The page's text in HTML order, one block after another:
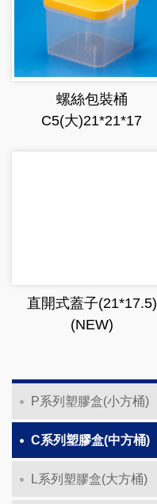
螺絲包裝桶
C5(大)21*21*17
直開式蓋子(21*17.5)
(NEW)
P系列塑膠盒(小方桶)
C系列塑膠盒(中方桶)
L系列塑膠盒(大方桶)